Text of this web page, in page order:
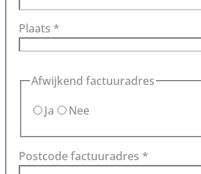
Plaats *
Afwijkend factuuradres
Ja
Nee
Postcode factuuradres *